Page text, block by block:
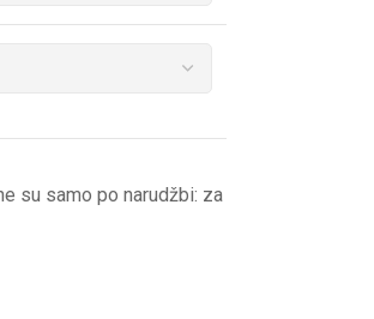
su samo po narudžbi: za